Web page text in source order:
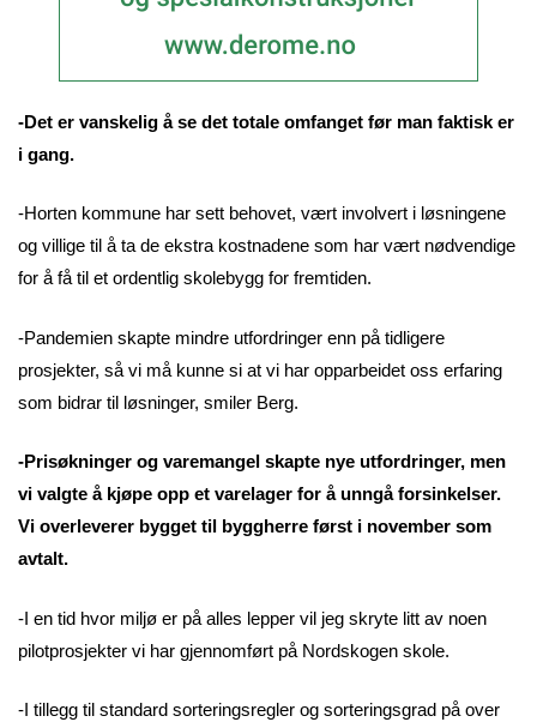
-Det er vanskelig å se det totale omfanget før man faktisk er
i gang.
-Horten kommune har sett behovet, vært involvert i løsningene
og villige til å ta de ekstra kostnadene som har vært nødvendige
for å få til et ordentlig skolebygg for fremtiden.
-Pandemien skapte mindre utfordringer enn på tidligere
prosjekter, så vi må kunne si at vi har opparbeidet oss erfaring
som bidrar til løsninger, smiler Berg.
-Prisøkninger og varemangel skapte nye utfordringer, men
vi valgte å kjøpe opp et varelager for å unngå forsinkelser.
Vi overleverer bygget til byggherre først i november som
avtalt.
-I en tid hvor miljø er på alles lepper vil jeg skryte litt av noen
pilotprosjekter vi har gjennomført på Nordskogen skole.
-I tillegg til standard sorteringsregler og sorteringsgrad på over